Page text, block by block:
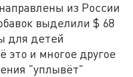
из России
выделили $ 68
для детей
это и многое другое
"уплывёт"